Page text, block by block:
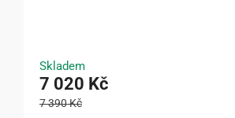
Skladem
7 020 Kč
7 390 Kč